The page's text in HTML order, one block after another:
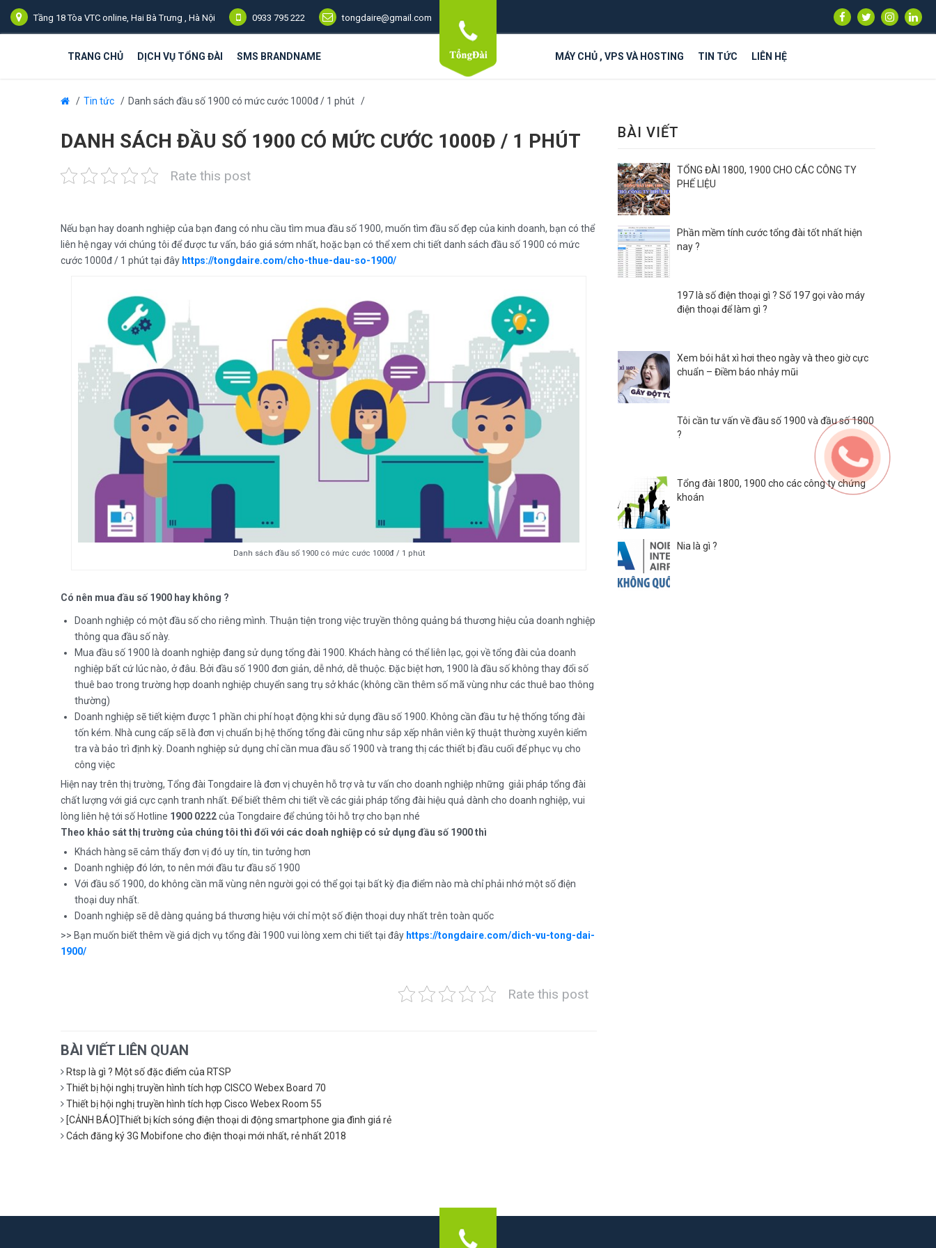
Tầng 18 Tòa VTC online, Hai Bà Trưng , Hà Nội 0933 795 222 tongdaire@gmail.com
TRANG CHỦ DỊCH VỤ TỔNG ĐÀI SMS BRANDNAME MÁY CHỦ , VPS VÀ HOSTING TIN TỨC LIÊN HỆ
Tin tức Danh sách đầu số 1900 có mức cước 1000đ / 1 phút
DANH SÁCH ĐẦU SỐ 1900 CÓ MỨC CƯỚC 1000Đ / 1 PHÚT
Rate this post
Nếu bạn hay doanh nghiệp của bạn đang có nhu cầu tìm mua đầu số 1900, muốn tìm đầu số đẹp của kinh doanh, bạn có thể
liên hệ ngay với chúng tôi để được tư vấn, báo giá sớm nhất, hoặc bạn có thể xem chi tiết danh sách đầu số 1900 có mức
cước 1000đ / 1 phút tại đây https://tongdaire.com/cho-thue-dau-so-1900/
Danh sách đầu số 1900 có mức cước 1000đ / 1 phút
Có nên mua đầu số 1900 hay không ?
Doanh nghiệp có một đầu số cho riêng mình. Thuận tiện trong việc truyền thông quảng bá thương hiệu của doanh nghiệp
thông qua đầu số này.
Mua đầu số 1900 là doanh nghiệp đang sử dụng tổng đài 1900. Khách hàng có thể liên lạc, gọi về tổng đài của doanh
nghiệp bất cứ lúc nào, ở đâu. Bởi đầu số 1900 đơn giản, dễ nhớ, dễ thuộc. Đặc biệt hơn, 1900 là đầu số không thay đổi số
thuê bao trong trường hợp doanh nghiệp chuyển sang trụ sở khác (không cần thêm số mã vùng như các thuê bao thông
thường)
Doanh nghiệp sẽ tiết kiệm được 1 phần chi phí hoạt động khi sử dụng đầu số 1900. Không cần đầu tư hệ thống tổng đài
tốn kém. Nhà cung cấp sẽ là đơn vị chuẩn bị hệ thống tổng đài cũng như sắp xếp nhân viên kỹ thuật thường xuyên kiểm
tra và bảo trì định kỳ. Doanh nghiệp sử dụng chỉ cần mua đầu số 1900 và trang thị các thiết bị đầu cuối để phục vụ cho
công việc
Hiện nay trên thị trường, Tổng đài Tongdaire là đơn vị chuyên hỗ trợ và tư vấn cho doanh nghiệp những giải pháp tổng đài
chất lượng với giá cực cạnh tranh nhất. Để biết thêm chi tiết về các giải pháp tổng đài hiệu quả dành cho doanh nghiệp, vui
lòng liên hệ tới số Hotline 1900 0222của Tongdaire để chúng tôi hỗ trợ cho bạn nhé
Theo khảo sát thị trường của chúng tôi thì đối với các doah nghiệp có sử dụng đầu số 1900 thì
Khách hàng sẽ cảm thấy đơn vị đó uy tín, tin tưởng hơn
Doanh nghiệp đó lớn, to nên mới đầu tư đầu số 1900
Với đầu số 1900, do không cần mã vùng nên người gọi có thể gọi tại bất kỳ địa điểm nào mà chỉ phải nhớ một số điện
thoại duy nhất.
Doanh nghiệp sẽ dễ dàng quảng bá thương hiệu với chỉ một số điện thoại duy nhất trên toàn quốc
>> Bạn muốn biết thêm về giá dịch vụ tổng đài 1900 vui lòng xem chi tiết tại đây https://tongdaire.com/dich-vu-tong-dai-
1900/
Rate this post
BÀI VIẾT LIÊN QUAN
Rtsp là gì ? Một số đặc điểm của RTSP
Thiết bị hội nghị truyền hình tích hợp CISCO Webex Board 70
Thiết bị hội nghị truyền hình tích hợp Cisco Webex Room 55
[CẢNH BÁO]Thiết bị kích sóng điện thoại di động smartphone gia đình giá rẻ
Cách đăng ký 3G Mobifone cho điện thoại mới nhất, rẻ nhất 2018
BÀI VIẾT
TỔNG ĐÀI 1800, 1900 CHO CÁC CÔNG TY
PHẾ LIỆU
Phần mềm tính cước tổng đài tốt nhất hiện
nay ?
197 là số điện thoại gì ? Số 197 gọi vào máy
điện thoại để làm gì ?
Xem bói hắt xì hơi theo ngày và theo giờ cực
chuẩn – Điềm báo nhảy mũi
Tôi cần tư vấn về đầu số 1900 và đầu số 1800
?
Tổng đài 1800, 1900 cho các công ty chứng
khoán
Nia là gì ?